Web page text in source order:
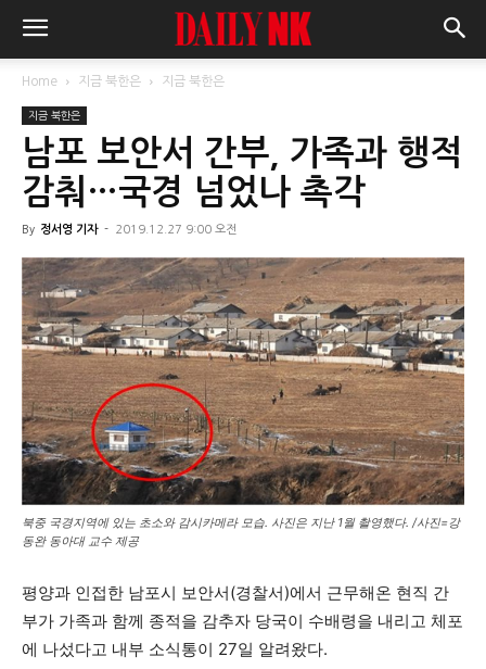
Home 지금 북한은 지금 북한은
지금 북한은
남포 보안서 간부, 가족과 행적
감춰…국경 넘었나 촉각
By 정서영 기자 - 2019.12.27 9:00 오전
북중 국경지역에 있는 초소와 감시카메라 모습. 사진은 지난 1월 촬영했다. /사진=강
동완 동아대 교수 제공
평양과 인접한 남포시 보안서(경찰서)에서 근무해온 현직 간
부가 가족과 함께 종적을 감추자 당국이 수배령을 내리고 체포
에 나섰다고 내부 소식통이 27일 알려왔다.